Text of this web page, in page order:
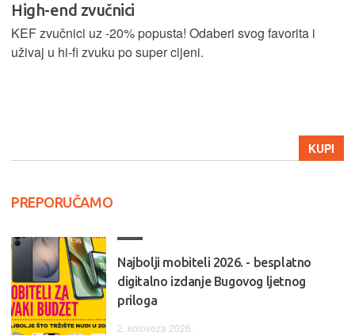
High-end zvučnici
KEF zvučnici uz -20% popusta! Odaberi svog favorita i
uživaj u hi-fi zvuku po super cijeni.
KUPI
PREPORUČAMO
Najbolji mobiteli 2026. - besplatno
digitalno izdanje Bugovog ljetnog
priloga
2. kolovoza 2026.